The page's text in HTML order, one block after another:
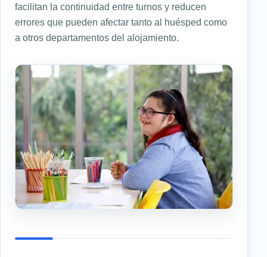
facilitan la continuidad entre turnos y reducen
errores que pueden afectar tanto al huésped como
a otros departamentos del alojamiento.